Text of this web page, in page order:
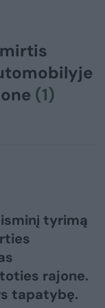
(1)
tyrimą
rajone.
tapatybę.